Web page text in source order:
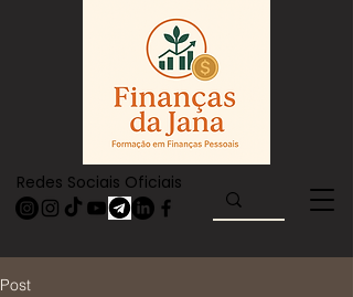
Redes Sociais Oficiais
Post